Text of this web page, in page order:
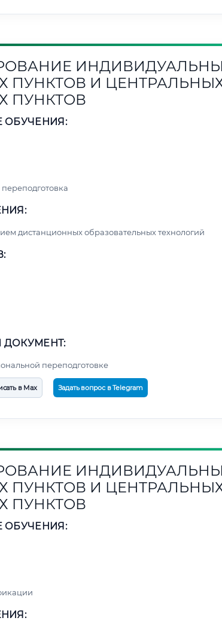
ПУНКТОВ И
ПУНКТОВ
ОБУЧЕНИЯ:
дистанционных образовательных технологий
переподготовке
в Max Задать вопрос в Telegram
ПУНКТОВ И
ПУНКТОВ
ОБУЧЕНИЯ: